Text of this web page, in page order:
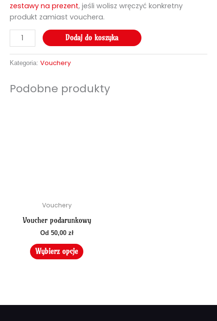
zestawy na prezent, jeśli wolisz wręczyć konkretny
produkt zamiast vouchera.
Dodaj do koszyka
Kategoria: Vouchery
Podobne produkty
Vouchery
Voucher podarunkowy
Od 50,00 zł
Wybierz opcje
produktu